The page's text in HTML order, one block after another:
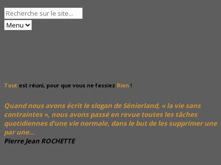
Tout est réuni, pour que vous ne fassiez Rien !
Quand nous avons écrit le slogan de Séniorland, « la vie sans
contraintes », nous avons passé en revue toutes les tâches
quotidiennes d’une vie normale, dans le but de les supprimer une
par une…
Pierre Jean ROCHETTE